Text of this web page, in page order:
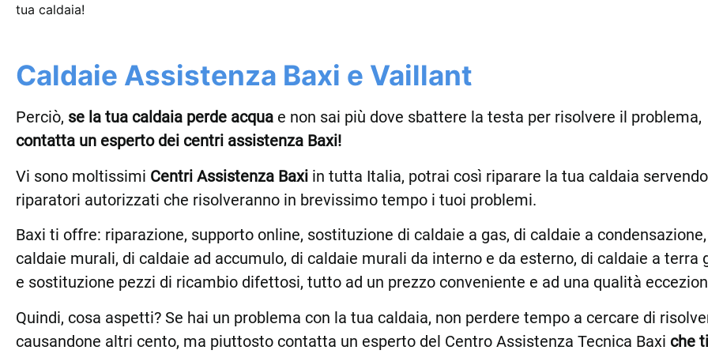
tua caldaia!
Caldaie Assistenza Baxi e Vaillant
Perciò, se la tua caldaia perde acqua e non sai più dove sbattere la testa per risolvere il problema,
contatta un esperto dei centri assistenza Baxi!
Vi sono moltissimi Centri Assistenza Baxi in tutta Italia, potrai così riparare la tua caldaia
riparatori autorizzati che risolveranno in brevissimo tempo i tuoi problemi.
Baxi ti offre: riparazione, supporto online, sostituzione di caldaie a gas, di caldaie a
caldaie murali, di caldaie ad accumulo, di caldaie murali da interno e da esterno, di caldaie a terra
e sostituzione pezzi di ricambio difettosi, tutto ad un prezzo conveniente e ad una qualità
Quindi, cosa aspetti? Se hai un problema con la tua caldaia, non perdere tempo a cercare di
causandone altri cento, ma piuttosto contatta un esperto del Centro Assistenza Tecnica Baxi che ti